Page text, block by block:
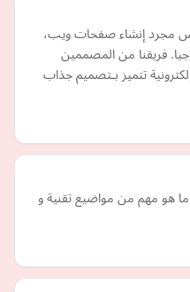
مجرد إنشاء صفحات ويب،
فريقنا من المصممين
تتميز بـتصميم جذاب
هو مهم من مواضيع تقنية و